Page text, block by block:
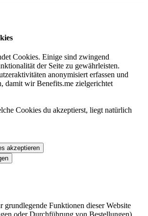
Cookies. Einige sind zwingend
der Seite zu gewährleisten.
anonymisiert erfassen und
damit wir Benefits.me zielgerichtet
Cookies du akzeptierst, liegt natürlich
akzeptieren
grundlegende Funktionen dieser Website
oder Durchführung von Bestellungen)